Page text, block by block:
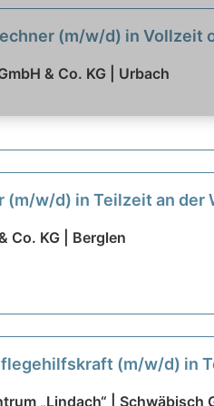
(m/w/d) in Vollzeit
& Co. KG | Urbach
(m/w/d) in Teilzeit an der
Co. KG | Berglen
(m/w/d) in
„Lindach“ | Schwäbisch